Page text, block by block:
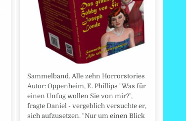
Sammelband. Alle zehn Horrorstories
Autor: Oppenheim, E. Phillips "Was für
einen Unfug wollen Sie von mir?",
fragte Daniel - vergeblich versuchte er,
sich aufzusetzen. "Nur um einen Blick